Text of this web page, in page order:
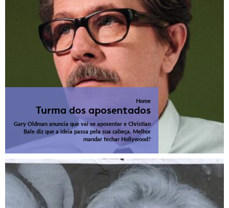
Home
Turma dos aposentados
Gary Oldman anuncia que vai se aposentar e Christian
Bale diz que a ideia passa pela sua cabeça. Melhor
mandar fechar Hollywood?